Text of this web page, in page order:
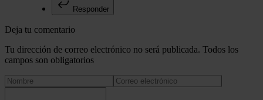
Responder
Deja tu comentario
Tu dirección de correo electrónico no será publicada. Todos los
campos son obligatorios